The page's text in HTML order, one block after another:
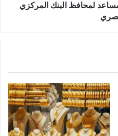
لمحافظ البنك المركزي